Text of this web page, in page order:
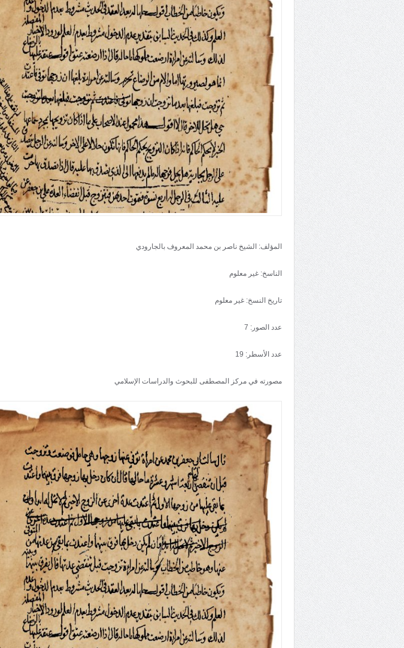
المؤلف: الشيخ ناصر بن محمد المعروف بالجارودي
الناسخ: غير معلوم
تاريخ النسخ: غير معلوم
عدد الصور: 7
عدد الأسطر: 19
مصورته في مركز المصطفى للبحوث والدراسات الإسلامي